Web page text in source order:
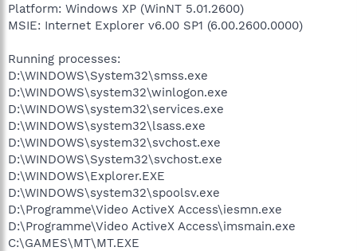
Platform: Windows XP (WinNT 5.01.2600)
MSIE: Internet Explorer v6.00 SP1 (6.00.2600.0000)
Running processes:
D:\WINDOWS\System32\smss.exe
D:\WINDOWS\system32\winlogon.exe
D:\WINDOWS\system32\services.exe
D:\WINDOWS\system32\lsass.exe
D:\WINDOWS\system32\svchost.exe
D:\WINDOWS\System32\svchost.exe
D:\WINDOWS\Explorer.EXE
D:\WINDOWS\system32\spoolsv.exe
D:\Programme\Video ActiveX Access\iesmn.exe
D:\Programme\Video ActiveX Access\imsmain.exe
C:\GAMES\MT\MT.EXE